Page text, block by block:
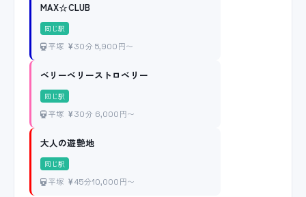
MAX☆CLUB
同じ駅
平塚 30分 5,900円〜
ベリーベリーストロベリー
同じ駅
平塚 30分 6,000円〜
大人の遊艶地
同じ駅
平塚 45分10,000円〜